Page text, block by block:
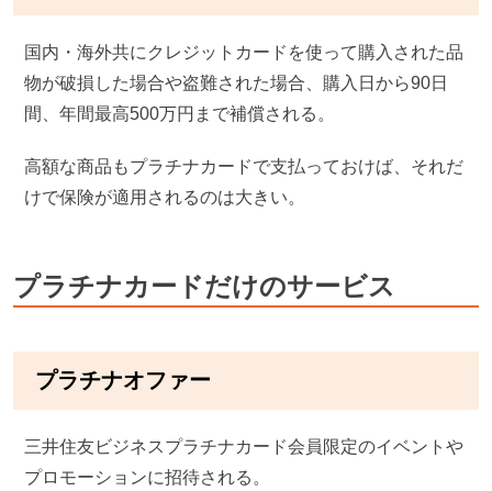
国内・海外共にクレジットカードを使って購入された品
物が破損した場合や盗難された場合、購入日から90日
間、年間最高500万円まで補償される。
高額な商品もプラチナカードで支払っておけば、それだ
けで保険が適用されるのは大きい。
プラチナカードだけのサービス
プラチナオファー
三井住友ビジネスプラチナカード会員限定のイベントや
プロモーションに招待される。